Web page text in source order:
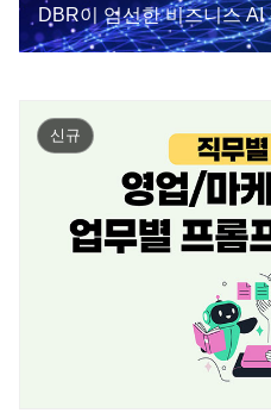
DBR이 엄선한 비즈니스
신규